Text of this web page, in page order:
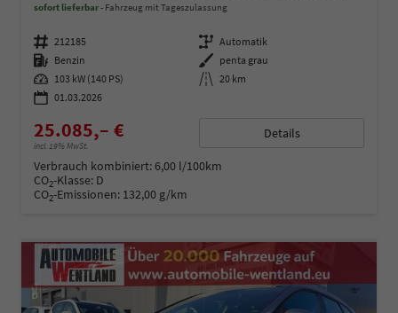
sofort lieferbar Fahrzeug mit Tageszulassung
Fahrzeugnummer 212185 Getriebe Automatik
Kraftstoff Benzin Außenfarbe penta grau
Leistung 103 kW (140 PS) Kilometerstand 20 km
01.03.2026
25.085,– €
incl. 19% MwSt.
Details
Verbrauch kombiniert:6,00 l/100km
CO2-Klasse: D
CO2-Emissionen: 132,00 g/km